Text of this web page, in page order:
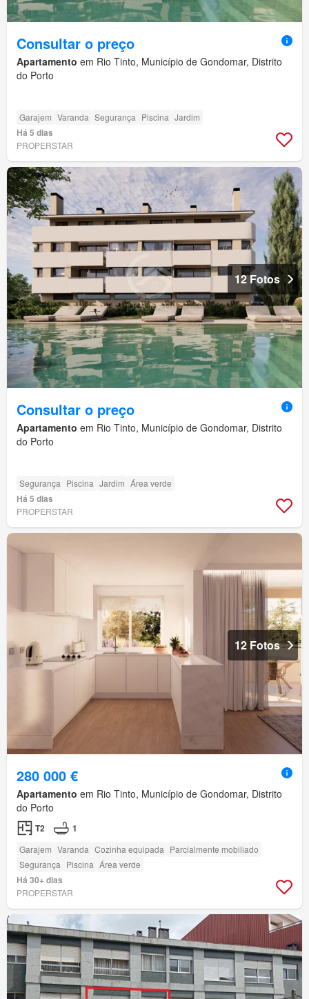
Consultar o preço
Apartamento em Rio Tinto, Município de Gondomar, Distrito
do Porto
Garajem Varanda Segurança Piscina Jardim
Há 5 dias
PROPERSTAR
12 Fotos
Consultar o preço
Apartamento em Rio Tinto, Município de Gondomar, Distrito
do Porto
Segurança Piscina Jardim Área verde
Há 5 dias
PROPERSTAR
12 Fotos
280 000 €
Apartamento em Rio Tinto, Município de Gondomar, Distrito
do Porto
T2 1
Garajem Varanda Cozinha equipada Parcialmente mobiliado
Segurança Piscina Área verde
Há 30+ dias
PROPERSTAR